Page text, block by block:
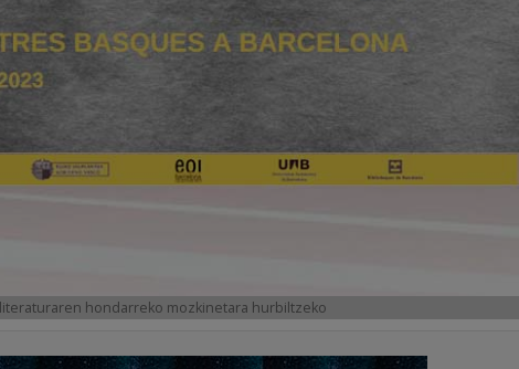
hondarreko mozkinetara hurbiltzeko